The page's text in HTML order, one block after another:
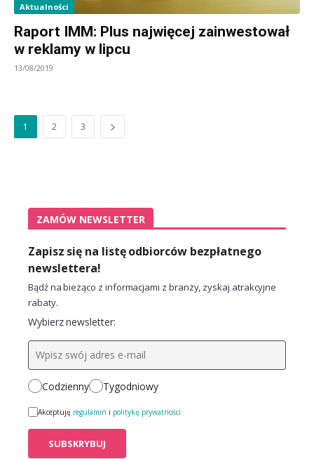
Aktualności
Raport IMM: Plus najwięcej zainwestował
w reklamy w lipcu
13/08/2019
1 2 3
ZAMÓW NEWSLETTER
Zapisz się na listę odbiorców bezpłatnego
newslettera!
Bądź na bieżąco z informacjami z branży, zyskaj atrakcyjne
rabaty.
Wybierz newsletter:
Codzienny Tygodniowy
Akceptuję regulamin i politykę prywatności